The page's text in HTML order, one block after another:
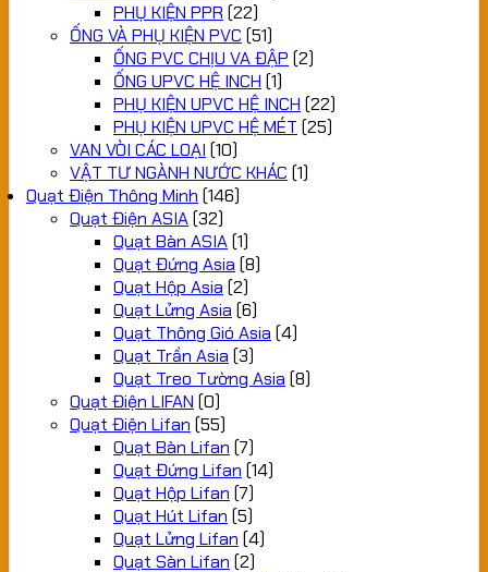
PHỤ KIỆN PPR (22)
ỐNG VÀ PHỤ KIỆN PVC (51)
ỐNG PVC CHỊU VA ĐẬP (2)
ỐNG UPVC HỆ INCH (1)
PHỤ KIỆN UPVC HỆ INCH (22)
PHỤ KIỆN UPVC HỆ MÉT (25)
VAN VÒI CÁC LOẠI (10)
VẬT TƯ NGÀNH NƯỚC KHÁC (1)
Quạt Điện Thông Minh (146)
Quạt Điện ASIA(32)
Quạt Bàn ASIA(1)
Quạt Đứng Asia (8)
Quạt Hộp Asia (2)
Quạt Lửng Asia (6)
Quạt Thông Gió Asia (4)
Quạt Trần Asia (3)
Quạt Treo Tường Asia (8)
Quạt Điện LIFAN (0)
Quạt Điện Lifan (55)
Quạt Bàn Lifan (7)
Quạt Đứng Lifan (14)
Quạt Hộp Lifan (7)
Quạt Hút Lifan (5)
Quạt Lửng Lifan (4)
Quạt Sàn Lifan (2)